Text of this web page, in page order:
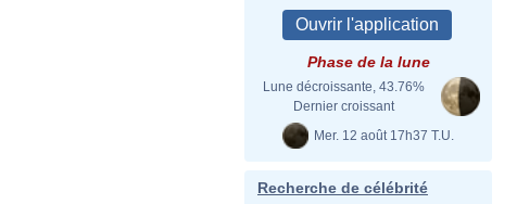
Phase de la lune
Lune décroissante, 43.76%
Dernier croissant
Mer. 12 août 17h37 T.U.
Recherche de célébrité